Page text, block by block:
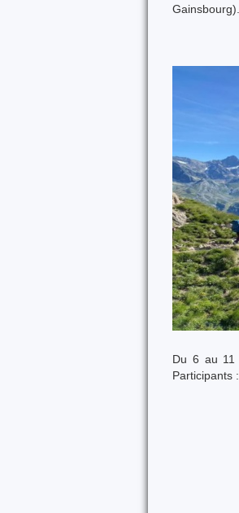
Gainsbourg).
Du 6 au 11
Participants